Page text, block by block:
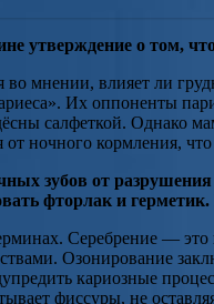
утверждение о том,
во мнении, влияет ли
Их оппоненты
салфеткой. Однако
от ночного кормления,
зубов от разрушения
фторлак и герметик.
Серебрение —
Озонирование
кариозные
фиссуры, не